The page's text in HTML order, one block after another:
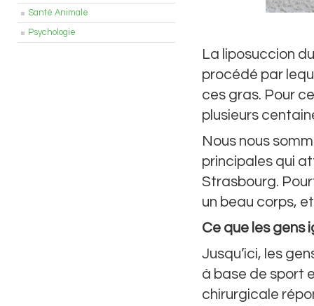
Santé Animale
Psychologie
La liposuccion
procédé par
ces gras. Pour
plusieurs
Nous nous
principales qui
Strasbourg.
un beau corps,
Ce que les gens
Jusqu’ici, les
à base de sport
chirurgicale